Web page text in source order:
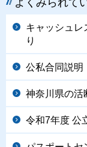
キャッシュレ
り
公私合同説明
神奈川県の活
令和7年度 公